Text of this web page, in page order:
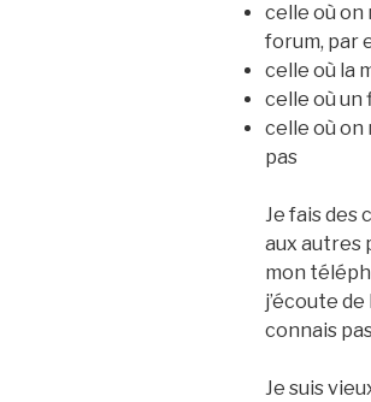
celle où on
forum, par
celle où la
celle où un
celle où on
pas
Je fais des
aux autres
mon
j’écoute
connais
Je suis